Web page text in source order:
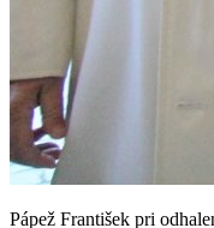
Pápež František pri